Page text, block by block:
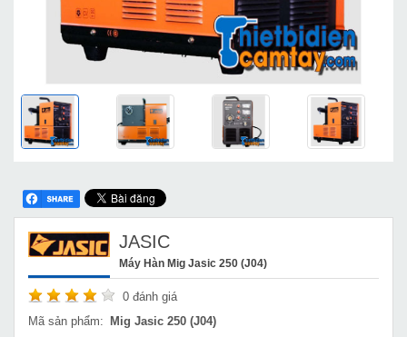
JASIC
Máy Hàn Mig Jasic 250 (J04)
0 đánh giá
Mã sản phẩm:
Mig Jasic 250 (J04)